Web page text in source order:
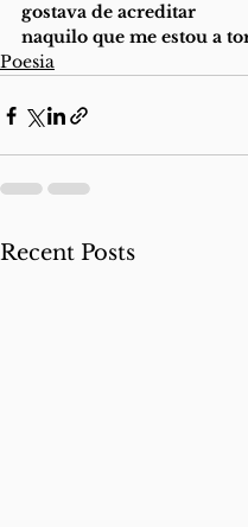
gostava de acreditar
naquilo que me estou a
Poesia
Recent Posts